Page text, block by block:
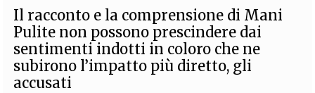
STORIA E FILOSOFIA
INNOVAZIONE
ALTRO
Il racconto e la comprensione di Mani
Pulite non possono prescindere dai
sentimenti indotti in coloro che ne
subirono l’impatto più diretto, gli
accusati